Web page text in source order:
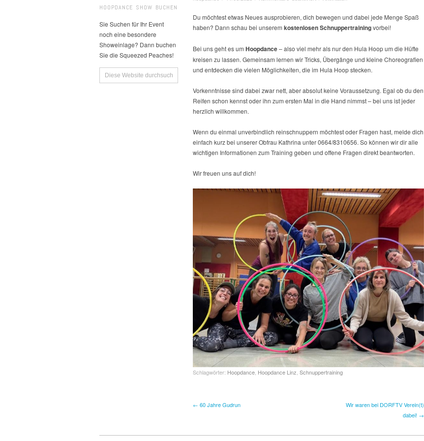
HOOPDANCE SHOW BUCHEN
Sie Suchen für Ihr Event
noch eine besondere
Showeinlage? Dann buchen
Sie die Squeezed Peaches!
auf
Hoopdance?
Schnuppern!
Du möchtest etwas Neues ausprobieren, dich bewegen und dabei jede Menge Spaß
haben? Dann schau bei unserem kostenlosen Schnuppertrainingvorbei!
Bei uns geht es um Hoopdance– also viel mehr als nur den Hula Hoop um die Hüfte
kreisen zu lassen. Gemeinsam lernen wir Tricks, Übergänge und kleine Choreografien
und entdecken die vielen Möglichkeiten, die im Hula Hoop stecken.
Vorkenntnisse sind dabei zwar nett, aber absolut keine Voraussetzung. Egal ob du den
Reifen schon kennst oder ihn zum ersten Mal in die Hand nimmst – bei uns ist jeder
herzlich willkommen.
Wenn du einmal unverbindlich reinschnuppern möchtest oder Fragen hast, melde dich
einfach kurz bei unserer Obfrau Kathrina unter 0664/8310656. So können wir dir alle
wichtigen Informationen zum Training geben und offene Fragen direkt beantworten.
Wir freuen uns auf dich!
Schlagwörter: Hoopdance Hoopdance Linz Schnuppertraining
← 60 Jahre Gudrun
Wir waren bei DORFTV Verein(t)
dabei! →